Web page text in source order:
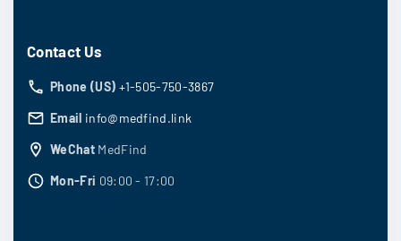
Contact Us
Phone (US) +1-505-750-3867
Email info@medfind.link
WeChat MedFind
Mon-Fri 09:00 - 17:00